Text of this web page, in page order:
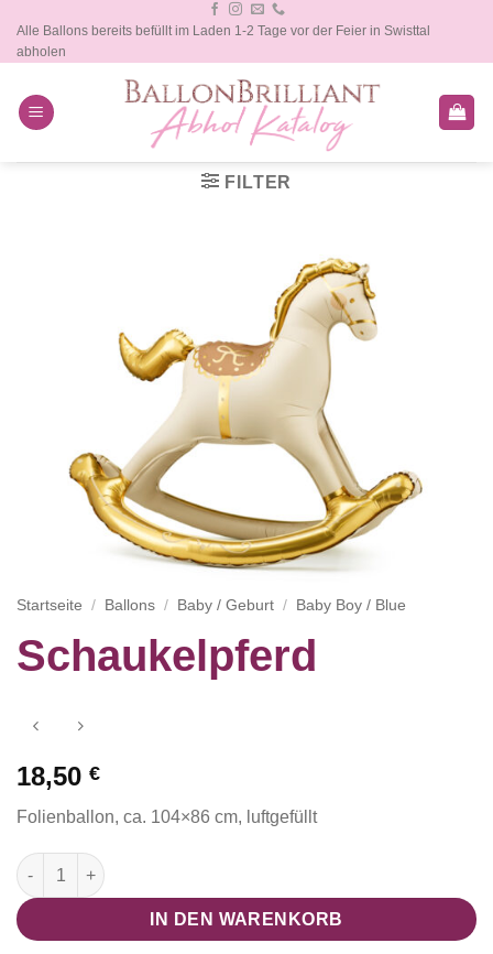
Inhalt
springen
Alle Ballons bereits befüllt im Laden 1-2 Tage vor der Feier in Swisttal
abholen
FILTER
Startseite / Ballons / Baby / Geburt / Baby Boy / Blue
Schaukelpferd
18,50 €
Folienballon, ca. 104×86 cm, luftgefüllt
Schaukelpferd Menge
IN DEN WARENKORB